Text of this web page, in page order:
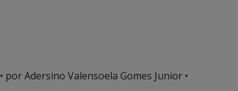
• por Adersino Valensoela Gomes Junior •